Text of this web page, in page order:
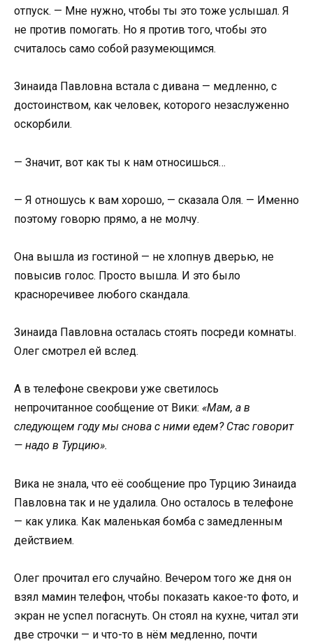
отпуск. — Мне нужно, чтобы ты это тоже услышал. Я
не против помогать. Но я против того, чтобы это
считалось само собой разумеющимся.
Зинаида Павловна встала с дивана — медленно, с
достоинством, как человек, которого незаслуженно
оскорбили.
— Значит, вот как ты к нам относишься…
— Я отношусь к вам хорошо, — сказала Оля. — Именно
поэтому говорю прямо, а не молчу.
Она вышла из гостиной — не хлопнув дверью, не
повысив голос. Просто вышла. И это было
красноречивее любого скандала.
Зинаида Павловна осталась стоять посреди комнаты.
Олег смотрел ей вслед.
А в телефоне свекрови уже светилось
непрочитанное сообщение от Вики: «Мам, а в
следующем году мы снова с ними едем? Стас говорит
— надо в Турцию».
Вика не знала, что её сообщение про Турцию Зинаида
Павловна так и не удалила. Оно осталось в телефоне
— как улика. Как маленькая бомба с замедленным
действием.
Олег прочитал его случайно. Вечером того же дня он
взял мамин телефон, чтобы показать какое-то фото, и
экран не успел погаснуть. Он стоял на кухне, читал эти
две строчки — и что-то в нём медленно, почти